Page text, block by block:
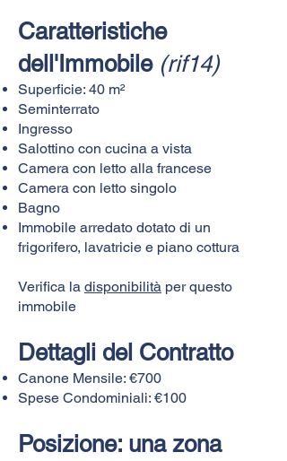
Caratteristiche
dell'Immobile(rif14)
Superficie: 40 m²
Seminterrato
Ingresso
Salottino con cucina a vista
Camera con letto alla francese
Camera con letto singolo
Bagno
Immobile arredato dotato di un
frigorifero, lavatricie e piano cottura
Verifica la disponibilità per questo
immobile
Dettagli del Contratto
Canone Mensile: €700
Spese Condominiali: €100
Posizione: una zona